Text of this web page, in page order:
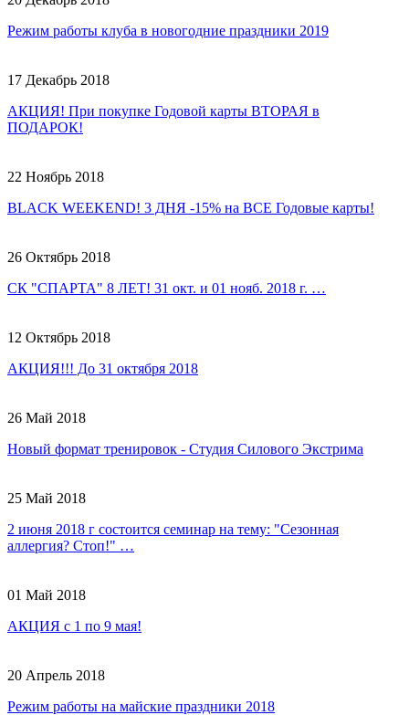
Режим работы клуба в новогодние праздники 2019
17 Декабрь 2018
АКЦИЯ! При покупке Годовой карты ВТОРАЯ в
ПОДАРОК!
22 Ноябрь 2018
BLACK WEEKEND! 3 ДНЯ -15% на ВСЕ Годовые карты!
26 Октябрь 2018
СК "СПАРТА" 8 ЛЕТ! 31 окт. и 01 нояб. 2018 г. …
12 Октябрь 2018
АКЦИЯ!!! До 31 октября 2018
26 Май 2018
Новый формат тренировок - Студия Силового Экстрима
25 Май 2018
2 июня 2018 г состоится семинар на тему: "Сезонная
аллергия? Стоп!" …
01 Май 2018
АКЦИЯ с 1 по 9 мая!
20 Апрель 2018
Режим работы на майские праздники 2018